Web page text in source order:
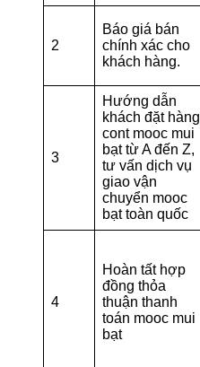
2
Báo giá bán
chính xác cho
khách hàng.
3
Hướng dẫn
khách đặt hàng
cont mooc mui
bạt từ A đến Z,
tư vấn dịch vụ
giao vận
chuyển mooc
bạt toàn quốc
4
Hoàn tất hợp
đồng thỏa
thuận thanh
toán mooc mui
bạt